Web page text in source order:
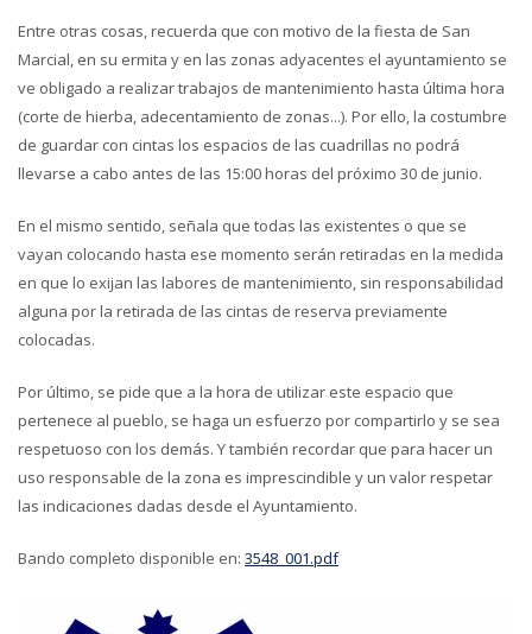
Entre otras cosas, recuerda que con motivo de la fiesta de San
Marcial, en su ermita y en las zonas adyacentes el ayuntamiento se
ve obligado a realizar trabajos de mantenimiento hasta última hora
(corte de hierba, adecentamiento de zonas...). Por ello, la costumbre
de guardar con cintas los espacios de las cuadrillas no podrá
llevarse a cabo antes de las 15:00 horas del próximo 30 de junio.
En el mismo sentido, señala que todas las existentes o que se
vayan colocando hasta ese momento serán retiradas en la medida
en que lo exijan las labores de mantenimiento, sin responsabilidad
alguna por la retirada de las cintas de reserva previamente
colocadas.
Por último, se pide que a la hora de utilizar este espacio que
pertenece al pueblo, se haga un esfuerzo por compartirlo y se sea
respetuoso con los demás. Y también recordar que para hacer un
uso responsable de la zona es imprescindible y un valor respetar
las indicaciones dadas desde el Ayuntamiento.
Bando completo disponible en: 3548_001.pdf